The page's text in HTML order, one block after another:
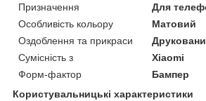
Призначення
Для
Особливість кольору
Матовий
Оздоблення та прикраси
Сумісність з
Xiaomi
Форм-фактор
Бампер
Користувальницькі характеристики